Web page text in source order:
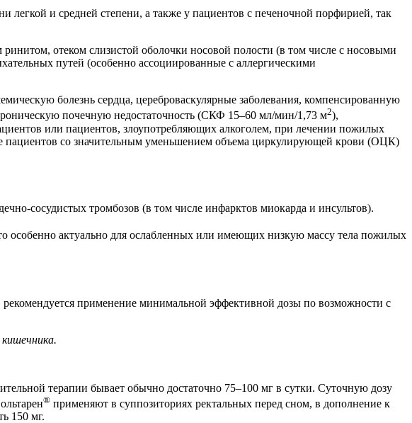
легкой и средней степени, а также у пациентов с печеночной порфирией, так
отеком слизистой оболочки носовой полости (в том числе с носовыми
путей (особенно ассоциированные с аллергическими
болезнь сердца, цереброваскулярные заболевания, компенсированную
почечную недостаточность (СКФ 15–60 мл/мин/1,73 м2),
или пациентов, злоупотребляющих алкоголем, при лечении пожилых
со значительным уменьшением объема циркулирующей крови (ОЦК)
сосудистых тромбозов (в том числе инфарктов миокарда и инсультов).
особенно актуально для ослабленных или имеющих низкую массу тела пожилых
применение минимальной эффективной дозы по возможности с
терапии бывает обычно достаточно 75–100 мг в сутки. Суточную дозу
® применяют в суппозиториях ректальных перед сном, в дополнение к
150 мг.